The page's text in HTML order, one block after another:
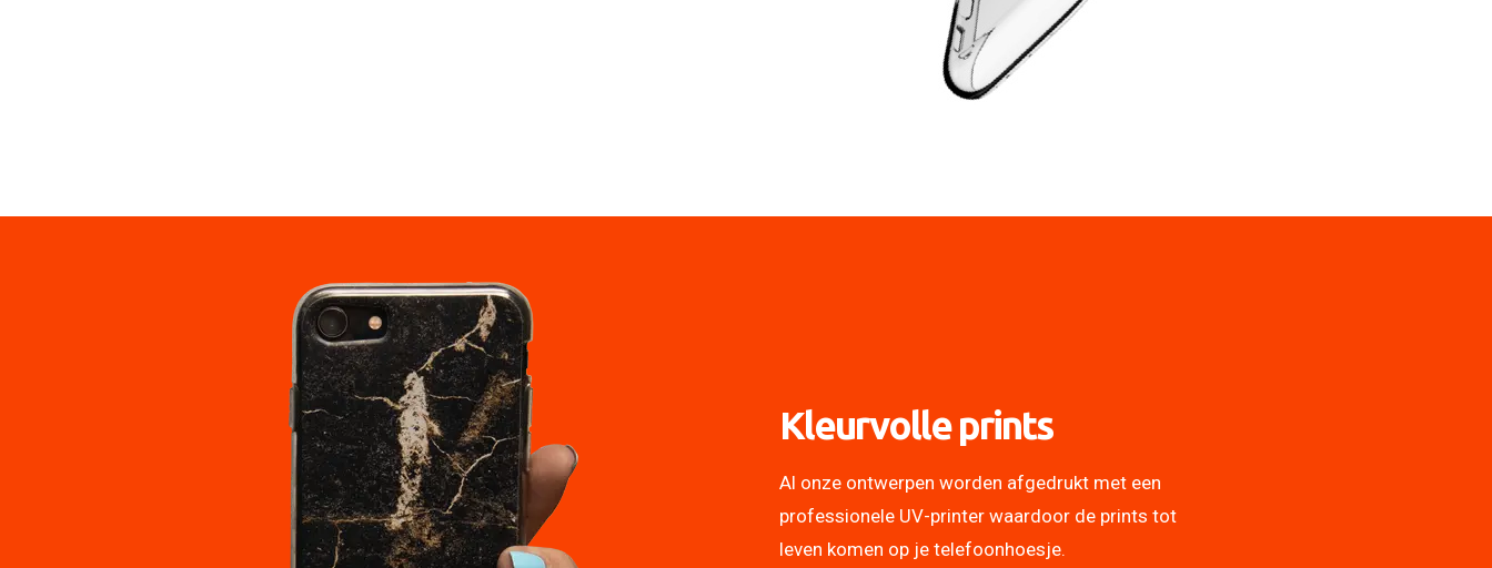
Kleurvolle prints
Al onze ontwerpen worden afgedrukt met een
professionele UV-printer waardoor de prints tot
leven komen op je telefoonhoesje.